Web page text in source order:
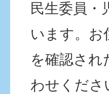
民生委員・
います。お
を確認され
わせくださ